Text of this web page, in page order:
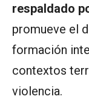
respaldado
promueve el
formación
contextos
violencia.